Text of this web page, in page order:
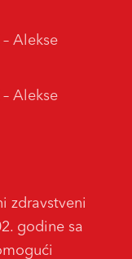
zdravstveni
godine sa
Alekse
Alekse